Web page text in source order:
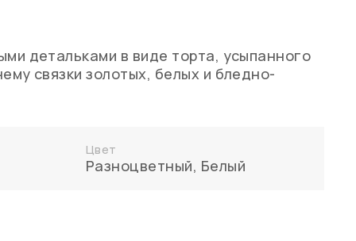
детальками в виде торта, усыпанного
связки золотых, белых и бледно-
Цвет
Разноцветный, Белый